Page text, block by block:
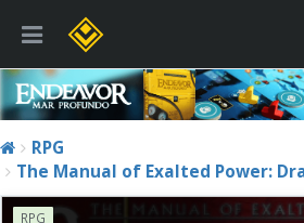
RPG
The Manual of Exalted Power:
RPG